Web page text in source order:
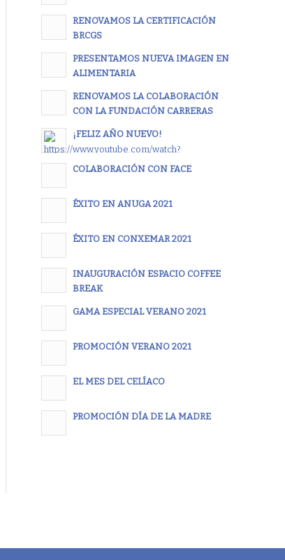
RENOVAMOS LA CERTIFICACIÓN
BRCGS
PRESENTAMOS NUEVA IMAGEN EN
ALIMENTARIA
RENOVAMOS LA COLABORACIÓN
CON LA FUNDACIÓN CARRERAS
¡FELIZ AÑO NUEVO!
COLABORACIÓN CON FACE
ÉXITO EN ANUGA 2021
ÉXITO EN CONXEMAR 2021
INAUGURACIÓN ESPACIO COFFEE
BREAK
GAMA ESPECIAL VERANO 2021
PROMOCIÓN VERANO 2021
EL MES DEL CELÍACO
PROMOCIÓN DÍA DE LA MADRE